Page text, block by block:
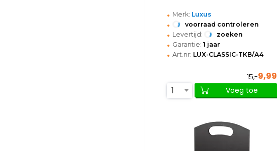
• Merk: Luxus
• voorraad controleren
• Levertijd: zoeken
• Garantie: 1 jaar
• Art.nr: LUX-CLASSIC-TKB/A4
15,-9,99
1
Voeg toe